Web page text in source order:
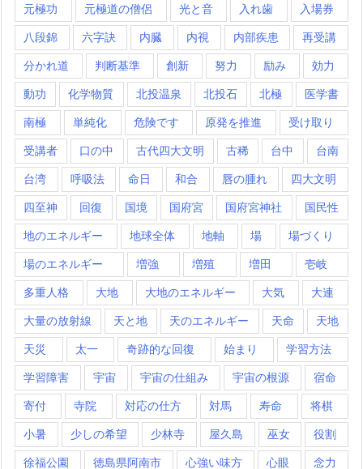
元極功 元極道の僧侶 光と音 入れ歯 入場券
八段錦 六字訣 内臓 内視 内部疾患 再受講
分かれ道 判断基準 創新 努力 励み 効力
動功 化学物質 北投温泉 北投石 北極 医学書
南極 単純化 危険です 原発を推進 受け取り
受講者 口の中 古代四大文明 古稀 台中 台南
台湾 呼吸法 命日 和合 唇の腫れ 四大文明
四至神 回復 国境 国府宮 国府宮神社 国民性
地のエネルギー 地球全体 地軸 場 場づくり
場のエネルギー 増強 増殖 増田 壱岐
多重人格 大地 大地のエネルギー 大気 大連
大量の放射線 天と地 天のエネルギー 天命 天地
天災 太一 奇跡的な回復 始まり 学習方法
学習障害 宇宙 宇宙の仕組み 宇宙の根源 宿命
寄付 寺院 対応の仕方 対馬 寿命 将棋
小暑 少しの希望 少林寺 屋久島 巫女 役割
徐福公園 徳島県阿南市 心強い味方 心眼 念力